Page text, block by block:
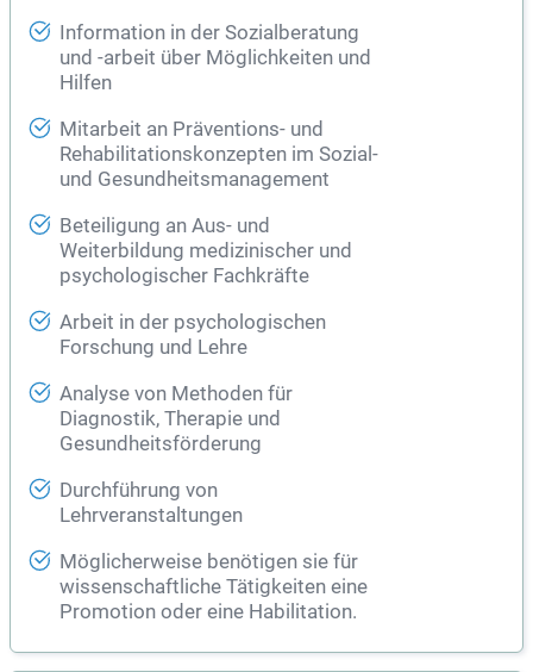
Information in der Sozialberatung
und -arbeit über Möglichkeiten und
Hilfen
Mitarbeit an Präventions- und
Rehabilitationskonzepten im Sozial-
und Gesundheitsmanagement
Beteiligung an Aus- und
Weiterbildung medizinischer und
psychologischer Fachkräfte
Arbeit in der psychologischen
Forschung und Lehre
Analyse von Methoden für
Diagnostik, Therapie und
Gesundheitsförderung
Durchführung von
Lehrveranstaltungen
Möglicherweise benötigen sie für
wissenschaftliche Tätigkeiten eine
Promotion oder eine Habilitation.